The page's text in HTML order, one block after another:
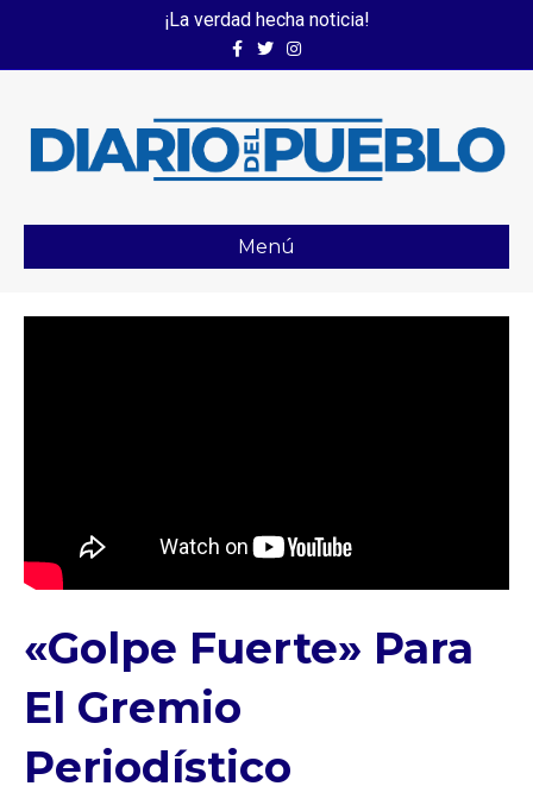
¡La verdad hecha noticia!
FacebookTwitterInstagram
Menú
«Golpe Fuerte» Para
El Gremio
Periodístico